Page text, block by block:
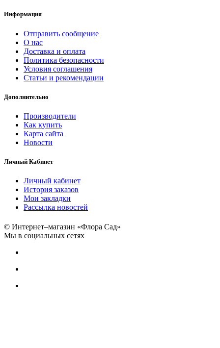
Информация
Отправить сообщение
О нас
Доставка и оплата
Политика безопасности
Условия соглашения
Статьи и рекомендации
Дополнительно
Производители
Как купить
Карта сайта
Новости
Личный Кабинет
Личный кабинет
История заказов
Мои закладки
Рассылка новостей
© Интернет–магазин «Флора Сад»
Мы в социальных сетях